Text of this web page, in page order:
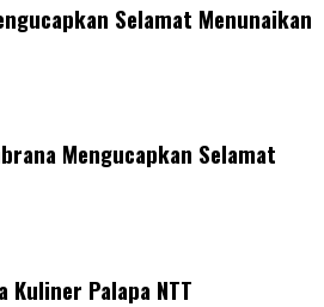
Selamat Menunaikan
Mengucapkan Selamat
Kuliner Palapa NTT